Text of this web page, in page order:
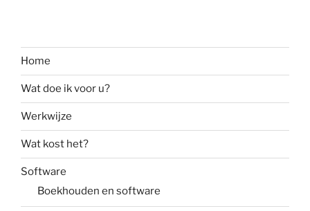
Home
Wat doe ik voor u?
Werkwijze
Wat kost het?
Software
Boekhouden en software